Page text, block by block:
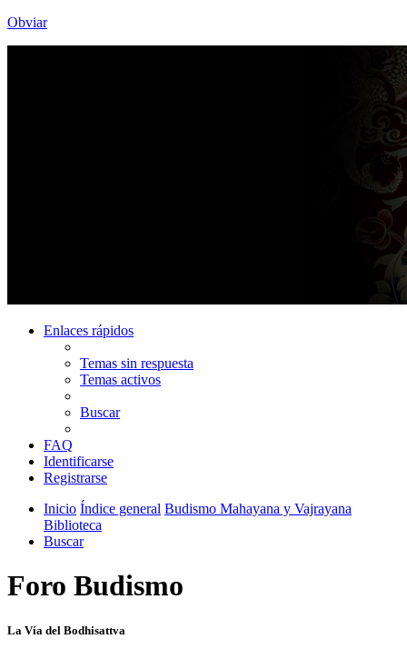
Obviar
Enlaces rápidos
Temas sin respuesta
Temas activos
Buscar
FAQ
Identificarse
Registrarse
Inicio Índice general Budismo Mahayana y Vajrayana
Biblioteca
Buscar
Foro Budismo
La Vía del Bodhisattva